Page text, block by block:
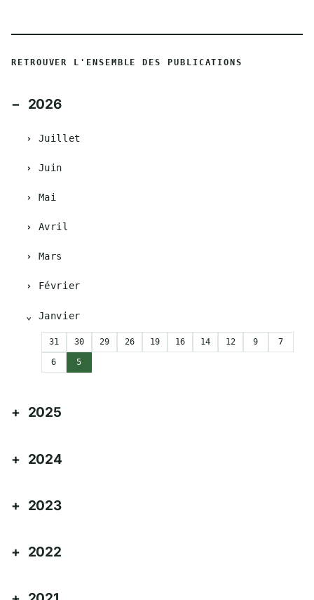
RETROUVER L'ENSEMBLE DES PUBLICATIONS
2026
Juillet
Juin
Mai
Avril
Mars
Février
Janvier
31 30 29 26 19 16 14 12 9 7
6 5
2025
2024
2023
2022